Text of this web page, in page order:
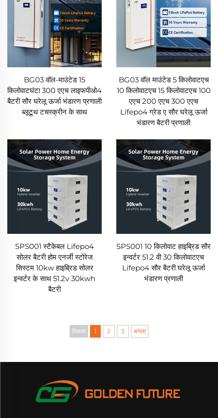
BG03 वॉल-माउंटेड 15
किलोवाटघंटा 300 एएच लाइफपीओ4
बैटरी सौर घरेलू ऊर्जा भंडारण प्रणाली
ब्लूटूथ टचस्क्रीन के साथ
BG03 वॉल माउंटेड 5 किलोवाटएच
10 किलोवाटएच 15 किलोवाटएच 100
एएच 200 एएच 300 एएच
Lifepo4 ग्रेड ए सौर घरेलू ऊर्जा
भंडारण बैटरी प्रणाली
SPS001 स्टैकेबल Lifepo4
सोलर बैटरी होम एनर्जी स्टोरेज
सिस्टम 10kw हाइब्रिड सोलर
इन्वर्टर के साथ 51.2v 30kwh
बैटरी
SPS001 10 किलोवाट हाइब्रिड सौर
इन्वर्टर 51.2 वी 30 किलोवाटएच
Lifepo4 सौर बैटरी घरेलू ऊर्जा
भंडारण प्रणाली
पिछला 1 2 3 अगला